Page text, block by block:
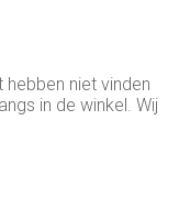
niet vinden
in de winkel. Wij